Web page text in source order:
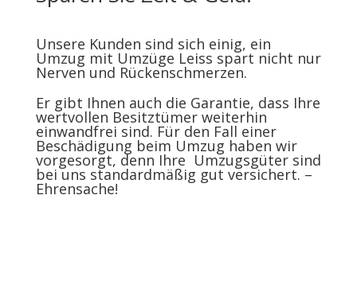
Unsere Kunden sind sich einig, ein
Umzug mit Umzüge Leiss spart nicht nur
Nerven und Rückenschmerzen.
Er gibt Ihnen auch die Garantie, dass Ihre
wertvollen Besitztümer weiterhin
einwandfrei sind. Für den Fall einer
Beschädigung beim Umzug haben wir
vorgesorgt, denn Ihre Umzugsgüter sind
bei uns standardmäßig gut versichert. –
Ehrensache!